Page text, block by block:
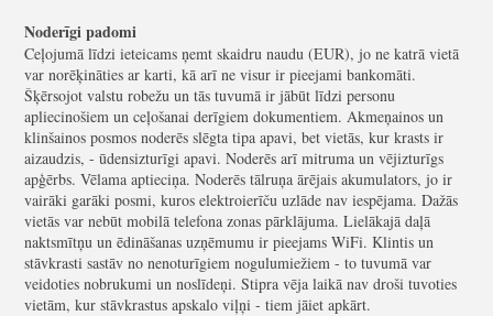
Noderīgi padomi
Ceļojumā līdzi ieteicams ņemt skaidru naudu (EUR), jo ne katrā vietā
var norēķināties ar karti, kā arī ne visur ir pieejami bankomāti.
Šķērsojot valstu robežu un tās tuvumā ir jābūt līdzi personu
apliecinošiem un ceļošanai derīgiem dokumentiem. Akmeņainos un
klinšainos posmos noderēs slēgta tipa apavi, bet vietās, kur krasts ir
aizaudzis, - ūdensizturīgi apavi. Noderēs arī mitruma un vējizturīgs
apģērbs. Vēlama aptieciņa. Noderēs tālruņa ārējais akumulators, jo ir
vairāki garāki posmi, kuros elektroierīču uzlāde nav iespējama. Dažās
vietās var nebūt mobilā telefona zonas pārklājuma. Lielākajā daļā
naktsmītņu un ēdināšanas uzņēmumu ir pieejams WiFi. Klintis un
stāvkrasti sastāv no nenoturīgiem nogulumiežiem - to tuvumā var
veidoties nobrukumi un noslīdeņi. Stipra vēja laikā nav droši tuvoties
vietām, kur stāvkrastus apskalo viļņi - tiem jāiet apkārt.